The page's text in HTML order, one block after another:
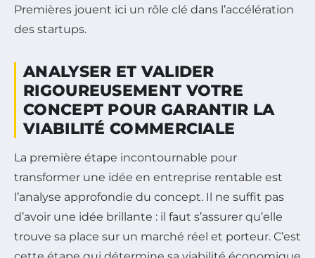
Premières jouent ici un rôle clé dans l’accélération
des startups.
ANALYSER ET VALIDER
RIGOUREUSEMENT VOTRE
CONCEPT POUR GARANTIR LA
VIABILITÉ COMMERCIALE
La première étape incontournable pour
transformer une idée en entreprise rentable est
l’analyse approfondie du concept. Il ne suffit pas
d’avoir une idée brillante : il faut s’assurer qu’elle
trouve sa place sur un marché réel et porteur. C’est